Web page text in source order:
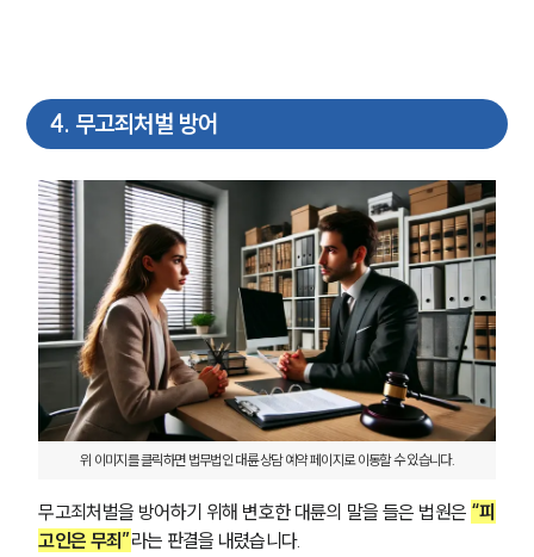
4. 무고죄처벌 방어
위 이미지를 클릭하면 법무법인 대륜 상담 예약 페이지로 이동할 수 있습니다.
무고죄처벌을 방어하기 위해 변호한 대륜의 말을 들은 법원은 “피
고인은 무죄”라는 판결을 내렸습니다.